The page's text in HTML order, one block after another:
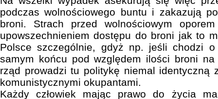
podczas wolnościowego buntu i zakazują
broni. Strach przed wolnościowym
upowszechnieniem dostępu do broni jak to
Polsce szczególnie, gdyż np. jeśli chodzi
samym końcu pod względem ilości broni
rząd prowadzi tu politykę niemal identyczną
komunistycznymi okupantami.
Każdy człowiek mając prawo do życia